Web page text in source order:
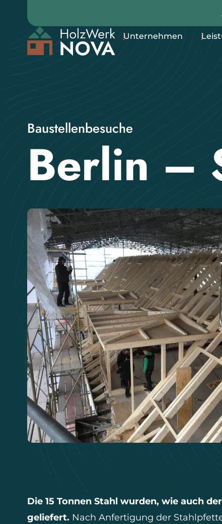
Unternehmen
Baustellenbesuche
Berlin –
Die 15 Tonnen Stahl wurden, wie auch
geliefert. Nach Anfertigung der